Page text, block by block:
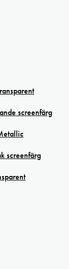
screenfärg
screenfärg